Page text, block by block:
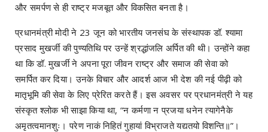
और समर्पण से ही राष्ट्र मजबूत और विकसित बनता है।
प्रधानमंत्री मोदी ने 23 जून को भारतीय जनसंघ के संस्थापक डॉ. श्यामा
प्रसाद मुखर्जी की पुण्यतिथि पर उन्हें श्रद्धांजलि अर्पित की थी। उन्होंने कहा
था कि डॉ. मुखर्जी ने अपना पूरा जीवन राष्ट्र और समाज की सेवा को
समर्पित कर दिया। उनके विचार और आदर्श आज भी देश की नई पीढ़ी को
मातृभूमि की सेवा के लिए प्रेरित करते हैं। इस अवसर पर प्रधानमंत्री ने यह
संस्कृत श्लोक भी साझा किया था, “न कर्मणा न प्रजया धनेन त्यागेनैके
अमृतत्वमानशुः। परेण नाकं निहितं गुहायां विभ्राजते यद्यतयो विशन्ति॥”।